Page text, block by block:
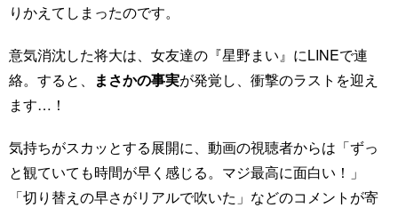
りかえてしまったのです。
意気消沈した将大は、女友達の『星野まい』にLINEで連
絡。すると、
まさかの事実が発覚し、衝撃のラストを迎え
ます…！
気持ちがスカッとする展開に、動画の視聴者からは「ずっ
と観ていても時間が早く感じる。マジ最高に面白い！」
「切り替えの早さがリアルで吹いた」などのコメントが寄